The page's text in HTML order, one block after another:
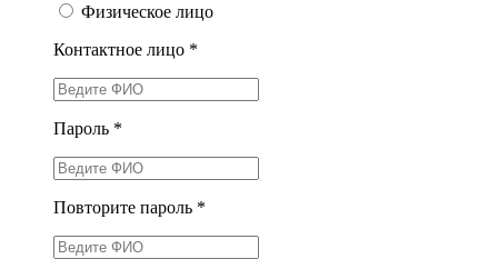
Физическое лицо
Контактное лицо *
Пароль *
Повторите пароль *